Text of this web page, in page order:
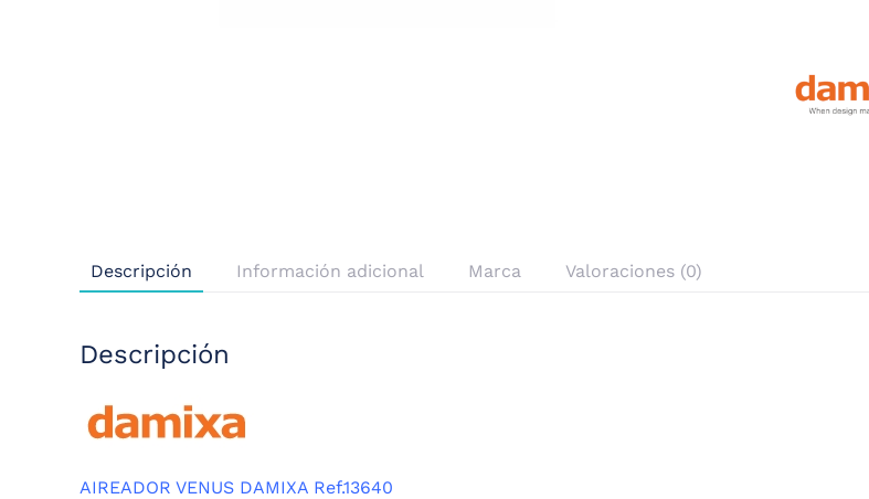
Descripción Información adicional Marca Valoraciones (0)
Descripción
AIREADOR VENUS DAMIXA Ref.13640